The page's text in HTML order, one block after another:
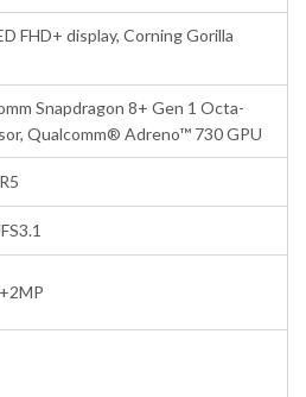
FHD+ display, Corning Gorilla
Snapdragon 8+ Gen 1 Octa-
Qualcomm® Adreno™ 730 GPU